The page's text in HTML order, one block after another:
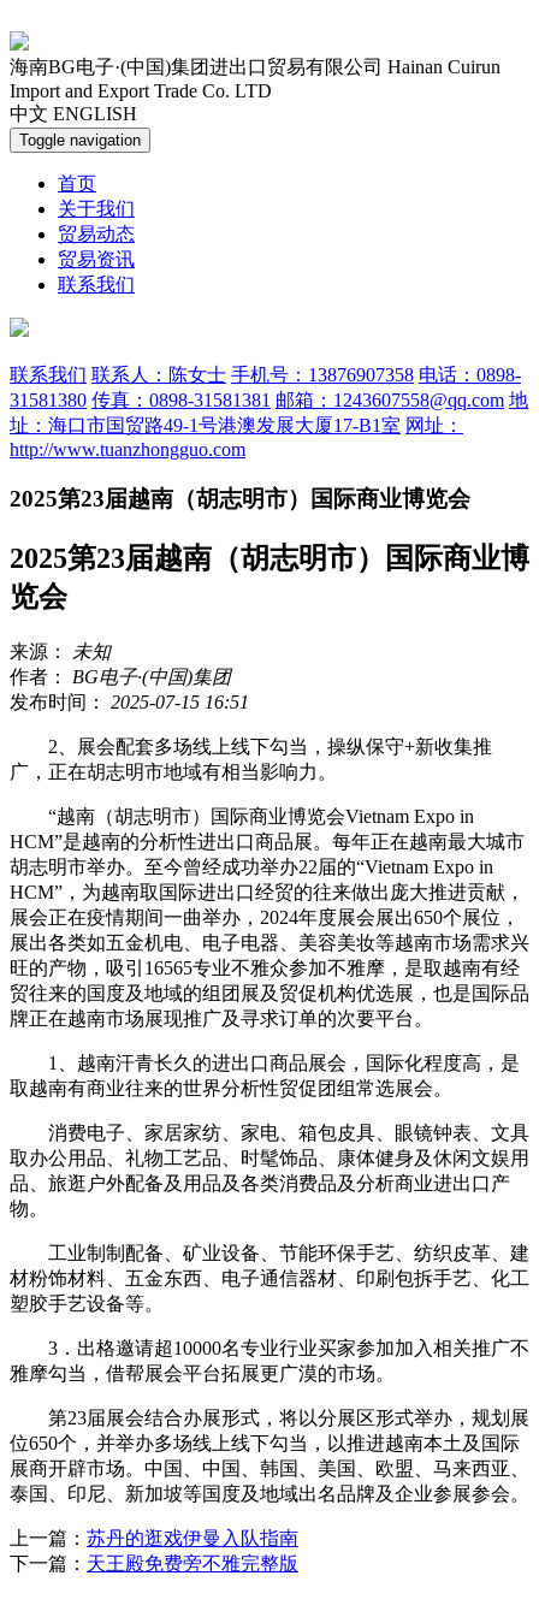
海南BG电子·(中国)集团进出口贸易有限公司 Hainan Cuirun
Import and Export Trade Co. LTD
中文 ENGLISH
Toggle navigation
首页
关于我们
贸易动态
贸易资讯
联系我们
联系我们 联系人：陈女士 手机号：13876907358 电话：0898-
31581380 传真：0898-31581381 邮箱：1243607558@qq.com 地
址：海口市国贸路49-1号港澳发展大厦17-B1室 网址：
http://www.tuanzhongguo.com
2025第23届越南（胡志明市）国际商业博览会
2025第23届越南（胡志明市）国际商业博
览会
来源：
未知
作者： BG电子·(中国)集团
发布时间： 2025-07-15 16:51
2、展会配套多场线上线下勾当，操纵保守+新收集推
广，正在胡志明市地域有相当影响力。
“越南（胡志明市）国际商业博览会Vietnam Expo in
HCM”是越南的分析性进出口商品展。每年正在越南最大城市
胡志明市举办。至今曾经成功举办22届的“Vietnam Expo in
HCM”，为越南取国际进出口经贸的往来做出庞大推进贡献，
展会正在疫情期间一曲举办，2024年度展会展出650个展位，
展出各类如五金机电、电子电器、美容美妆等越南市场需求兴
旺的产物，吸引16565专业不雅众参加不雅摩，是取越南有经
贸往来的国度及地域的组团展及贸促机构优选展，也是国际品
牌正在越南市场展现推广及寻求订单的次要平台。
1、越南汗青长久的进出口商品展会，国际化程度高，是
取越南有商业往来的世界分析性贸促团组常选展会。
消费电子、家居家纺、家电、箱包皮具、眼镜钟表、文具
取办公用品、礼物工艺品、时髦饰品、康体健身及休闲文娱用
品、旅逛户外配备及用品及各类消费品及分析商业进出口产
物。
工业制制配备、矿业设备、节能环保手艺、纺织皮革、建
材粉饰材料、五金东西、电子通信器材、印刷包拆手艺、化工
塑胶手艺设备等。
3．出格邀请超10000名专业行业买家参加加入相关推广不
雅摩勾当，借帮展会平台拓展更广漠的市场。
第23届展会结合办展形式，将以分展区形式举办，规划展
位650个，并举办多场线上线下勾当，以推进越南本土及国际
展商开辟市场。中国、中国、韩国、美国、欧盟、马来西亚、
泰国、印尼、新加坡等国度及地域出名品牌及企业参展参会。
上一篇： 苏丹的逛戏伊曼入队指南
下一篇： 天王殿免费旁不雅完整版